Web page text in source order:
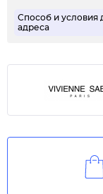
Способ и условия
адреса